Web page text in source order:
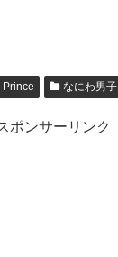
Prince なにわ男子
ポンサーリンク